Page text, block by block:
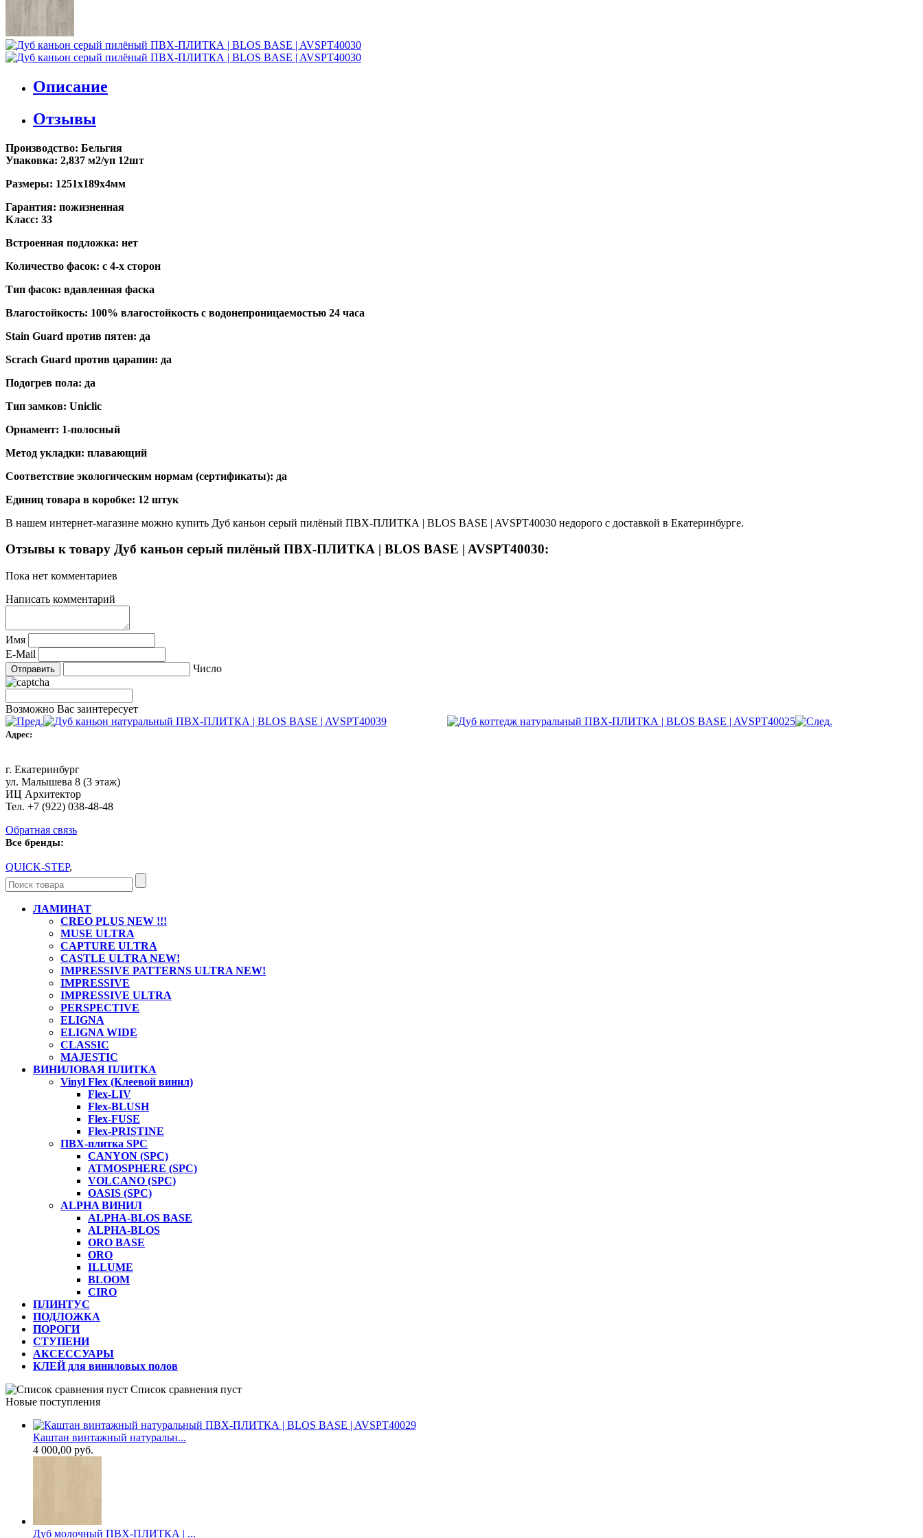
Описание
Отзывы
Производство: Бельгия
Упаковка: 2,837 м2/уп 12шт
Размеры: 1251х189х4мм
Гарантия: пожизненная
Класс: 33
Встроенная подложка: нет
Количество фасок: с 4-х сторон
Тип фасок: вдавленная фаска
Влагостойкость: 100% влагостойкость с водонепроницаемостью 24 часа
Stain Guard против пятен: да
Scrach Guard против царапин: да
Подогрев пола: да
Тип замков: Uniclic
Орнамент: 1-полосный
Метод укладки: плавающий
Соответствие экологическим нормам (сертификаты): да
Единиц товара в коробке: 12 штук
В нашем интернет-магазине можно купить Дуб каньон серый пилёный ПВХ-ПЛИТКА | BLOS BASE | AVSPT40030 недорого с доставкой в Екатеринбурге.
Отзывы к товару Дуб каньон серый пилёный ПВХ-ПЛИТКА | BLOS BASE | AVSPT40030:
Пока нет комментариев
Написать комментарий
Имя
E-Mail
Число
Возможно Вас заинтересует
Адрес:
г. Екатеринбург
ул. Малышева 8 (3 этаж)
ИЦ Архитектор
Тел. +7 (922) 038-48-48
Обратная связь
Все бренды:
QUICK-STEP,
ЛАМИНАТ
CREO PLUS NEW !!!
MUSE ULTRA
CAPTURE ULTRA
CASTLE ULTRA NEW!
IMPRESSIVE PATTERNS ULTRA NEW!
IMPRESSIVE
IMPRESSIVE ULTRA
PERSPECTIVE
ELIGNA
ELIGNA WIDE
CLASSIC
MAJESTIC
ВИНИЛОВАЯ ПЛИТКА
Vinyl Flex (Клеевой винил)
Flex-LIV
Flex-BLUSH
Flex-FUSE
Flex-PRISTINE
ПВХ-плитка SPC
CANYON (SPC)
ATMOSPHERE (SPC)
VOLCANO (SPC)
OASIS (SPC)
ALPHA ВИНИЛ
ALPHA-BLOS BASE
ALPHA-BLOS
ORO BASE
ORO
ILLUME
BLOOM
CIRO
ПЛИНТУС
ПОДЛОЖКА
ПОРОГИ
СТУПЕНИ
АКСЕССУАРЫ
КЛЕЙ для виниловых полов
Список сравнения пуст
Новые поступления
Каштан винтажный натуральн...
4 000,00 руб.
Дуб молочный ПВХ-ПЛИТКА | ...